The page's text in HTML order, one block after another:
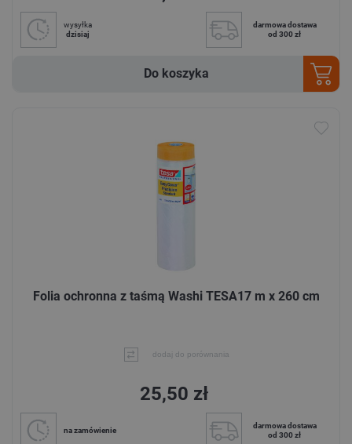
wysyłka
dzisiaj
darmowa dostawa
od 300 zł
Do koszyka
Folia ochronna z taśmą Washi TESA17 m x 260 cm
dodaj do porównania
25,50 zł
na zamówienie
darmowa dostawa
od 300 zł